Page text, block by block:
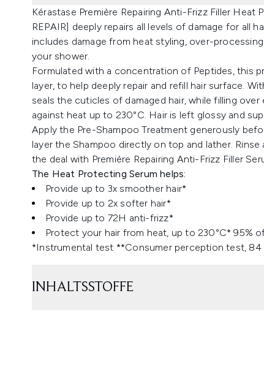
Kérastase Première Repairing Anti-Frizz Filler Heat
REPAIR] deeply repairs all levels of damage for all
includes damage from heat styling, over-
your shower.
Formulated with a concentration of Peptides, this
layer, to help deeply repair and refill hair surface.
seals the cuticles of damaged hair, while filling
against heat up to 230°C. Hair is left glossy and
Apply the Pre-Shampoo Treatment generously
layer the Shampoo directly on top and lather.
the deal with Première Repairing Anti-Frizz Filler
The Heat Protecting Serum helps:
Provide up to 3x smoother hair*
Provide up to 2x softer hair*
Provide up to 72H anti-frizz*
Protect your hair from heat, up to 230°C* 95%
*Instrumental test **Consumer perception test, 84
INHALTSSTOFFE